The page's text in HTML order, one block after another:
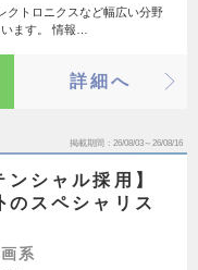
クトロニクスなど幅広い分野
ます。 情報…
詳細へ
掲載期間 26/08/03～26/08/16
ンシャル採用】
のスペシャリス
系